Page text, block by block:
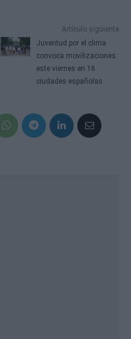
Artículo siguiente
Juventud por el clima
convoca movilizaciones
este viernes en 16
ciudades españolas